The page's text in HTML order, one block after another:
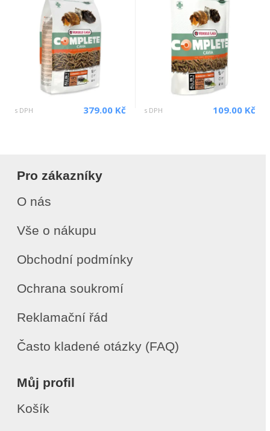
s DPH 379.00 Kč s DPH 109.00 Kč
Pro zákazníky
O nás
Vše o nákupu
Obchodní podmínky
Ochrana soukromí
Reklamační řád
Často kladené otázky (FAQ)
Můj profil
Košík